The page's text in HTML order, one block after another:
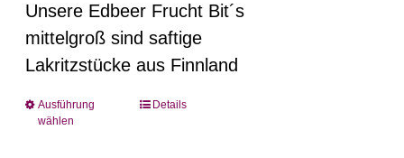
der
Produktseite
gewählt
werden
Unsere Edbeer Frucht Bit´s
mittelgroß sind saftige
Lakritzstücke aus Finnland
Ausführung
wählen
Dieses
Details